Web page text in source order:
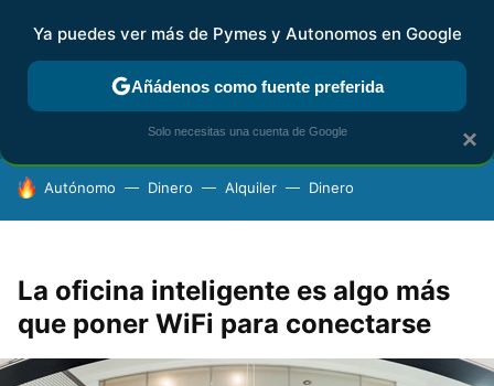
FISCALIDAD Y CONTABILIDAD KIT DIGITAL RENTA
HOY SE HABLA DE
Autónomo Dinero Alquiler Dinero
La oficina inteligente es algo más
que poner WiFi para conectarse
×
Ya puedes ver más de Pymes y Autonomos en Google
Añádenos como fuente preferida
Solo necesitas una cuenta de Google